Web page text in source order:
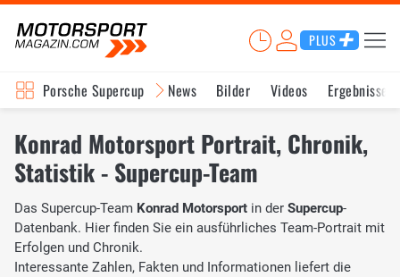
PLUS
Porsche Supercup News Bilder Videos Ergebnisse
Konrad Motorsport Portrait, Chronik,
Statistik - Supercup-Team
Das Supercup-Team Konrad Motorsport in der Supercup-
Datenbank. Hier finden Sie ein ausführliches Team-Portrait mit
Erfolgen und Chronik.
Interessante Zahlen, Fakten und Informationen liefert die